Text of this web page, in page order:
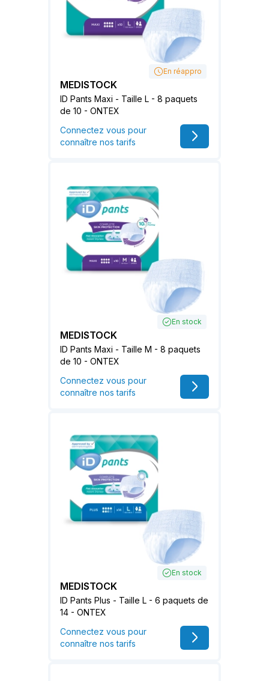
En réappro
MEDISTOCK
ID Pants Maxi - Taille L - 8 paquets
de 10 - ONTEX
Connectez vous pour
connaître nos tarifs
En stock
MEDISTOCK
ID Pants Maxi - Taille M - 8 paquets
de 10 - ONTEX
Connectez vous pour
connaître nos tarifs
En stock
MEDISTOCK
ID Pants Plus - Taille L - 6 paquets de
14 - ONTEX
Connectez vous pour
connaître nos tarifs